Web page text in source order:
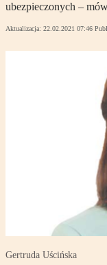
ubezpieczonych –
Aktualizacja: 22.02.2021 07:46
Gertruda Uścińska